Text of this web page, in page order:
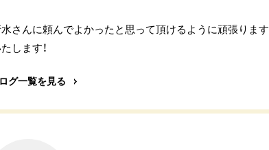
さんに頼んでよかったと思って頂けるように頑張ります
します！
グ一覧を見る